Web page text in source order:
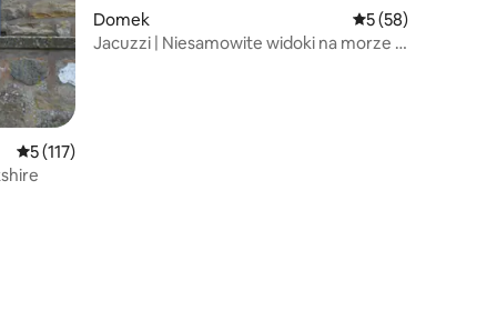
Średnia ocena: 5 na 5, liczba recenzji: 117
5 (117)
Domek Średnia ocena: 5
5 (58)
Jacuzzi | Niesamowite widoki na morze |